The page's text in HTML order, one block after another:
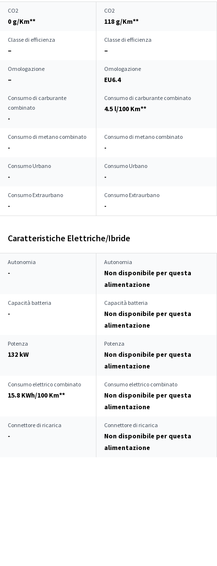
CO2
0 g/Km**
CO2
118 g/Km**
Classe di efficienza
–
Classe di efficienza
–
Omologazione
–
Omologazione
EU6.4
Consumo di carburante
combinato
-
Consumo di carburante combinato
4.5 l/100 Km**
Consumo di metano combinato
-
Consumo di metano combinato
-
Consumo Urbano
-
Consumo Urbano
-
Consumo Extraurbano
-
Consumo Extraurbano
-
Caratteristiche Elettriche/Ibride
Autonomia
-
Autonomia
Non disponibile per questa
alimentazione
Capacità batteria
-
Capacità batteria
Non disponibile per questa
alimentazione
Potenza
132 kW
Potenza
Non disponibile per questa
alimentazione
Consumo elettrico combinato
15.8 KWh/100 Km**
Consumo elettrico combinato
Non disponibile per questa
alimentazione
Connettore di ricarica
-
Connettore di ricarica
Non disponibile per questa
alimentazione